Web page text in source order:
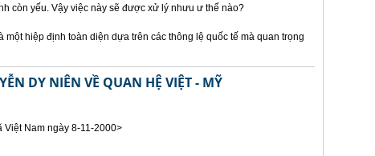
còn yếu. Vậy việc này sẽ được xử lý nhưu ư thế nào?
hiệp định toàn diện dựa trên các thông lệ quốc tế mà quan trọng
DY NIÊN VỀ QUAN HỆ VIỆT - MỸ
Việt Nam ngày 8-11-2000>